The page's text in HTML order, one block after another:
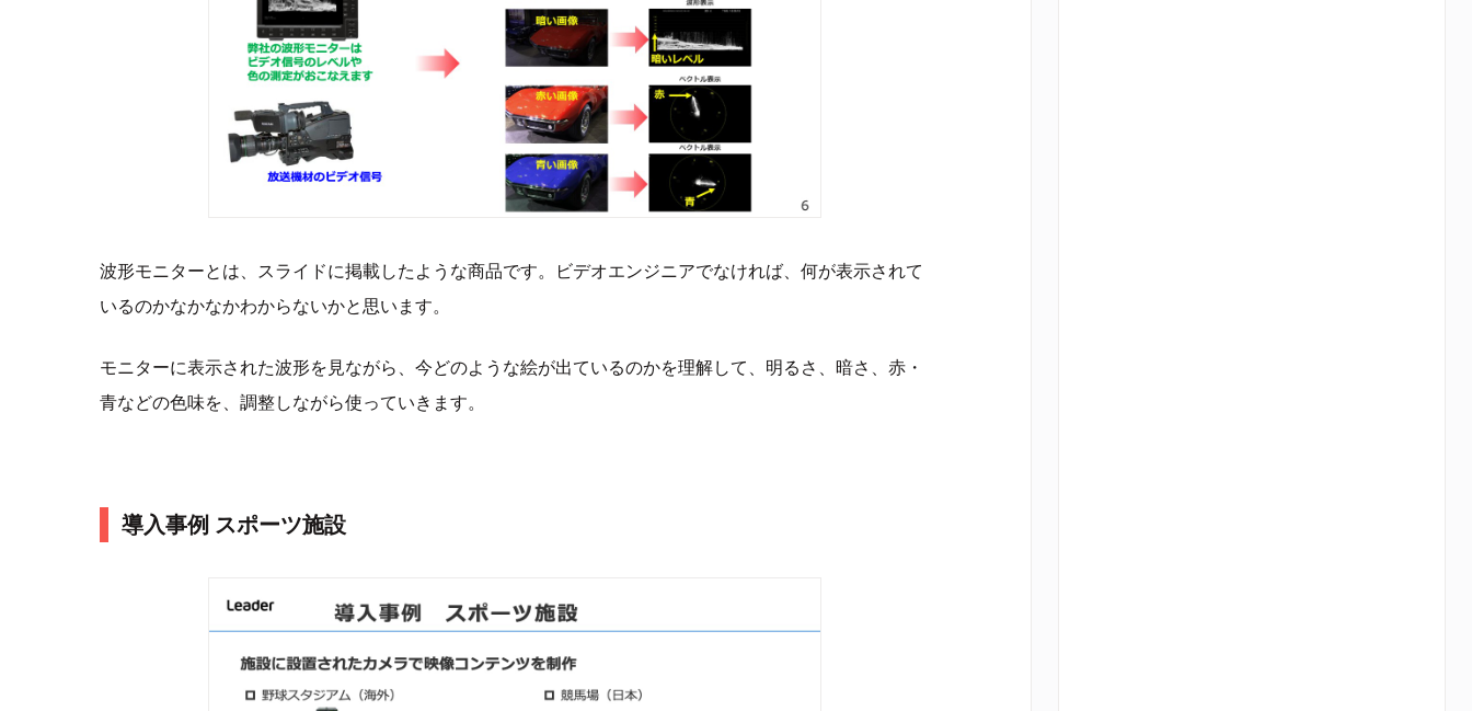
波形モニターとは、スライドに掲載したような商品です。ビデオエンジニアでなければ、何が表示されて
いるのかなかなかわからないかと思います。
モニターに表示された波形を見ながら、今どのような絵が出ているのかを理解して、明るさ、暗さ、赤・
青などの色味を、調整しながら使っていきます。
導入事例 スポーツ施設